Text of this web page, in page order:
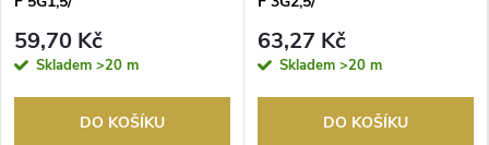
59,70 Kč
Skladem >20 m
DO KOŠÍKU
63,27 Kč
Skladem >20 m
DO KOŠÍKU